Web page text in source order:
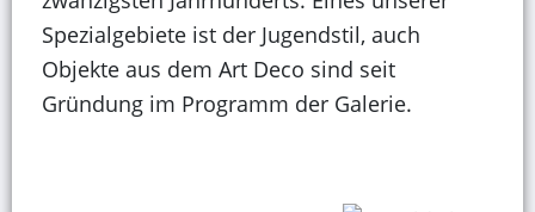
Spezialgebiete ist der Jugendstil, auch
Objekte aus dem Art Deco sind seit
Gründung im Programm der Galerie.